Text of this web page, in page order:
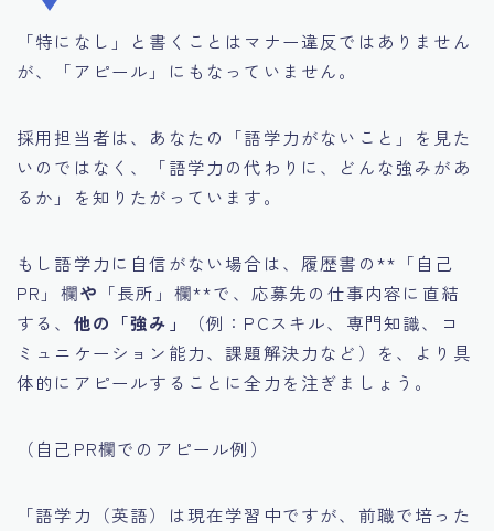
「特になし」と書くことはマナー違反ではありません
が、「アピール」にもなっていません。
採用担当者は、あなたの「語学力がないこと」を見た
いのではなく、「語学力の代わりに、どんな強みがあ
るか」を知りたがっています。
もし語学力に自信がない場合は、履歴書の**「自己
PR」欄や 「長所」欄**で、応募先の仕事内容に直結
する、 他の「強み」
（例：PCスキル、専門知識、コ
ミュニケーション能力、課題解決力など）を、より具
体的にアピールすることに全力を注ぎましょう。
（自己PR欄でのアピール例）
「語学力（英語）は現在学習中ですが、前職で培った